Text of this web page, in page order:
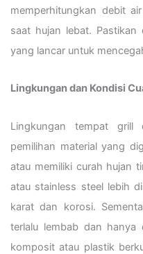
memperhitungkan debit
saat hujan lebat. Pastikan
yang lancar untuk
Lingkungan dan Kondisi
Lingkungan tempat grill
pemilihan material yang
atau memiliki curah hujan
atau stainless steel lebih
karat dan korosi.
terlalu lembab dan hanya
komposit atau plastik